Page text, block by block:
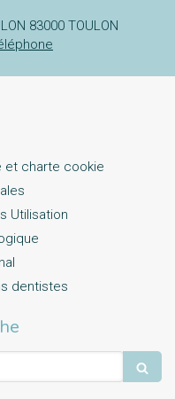
83000 TOULON
et charte cookie
Utilisation
dentistes